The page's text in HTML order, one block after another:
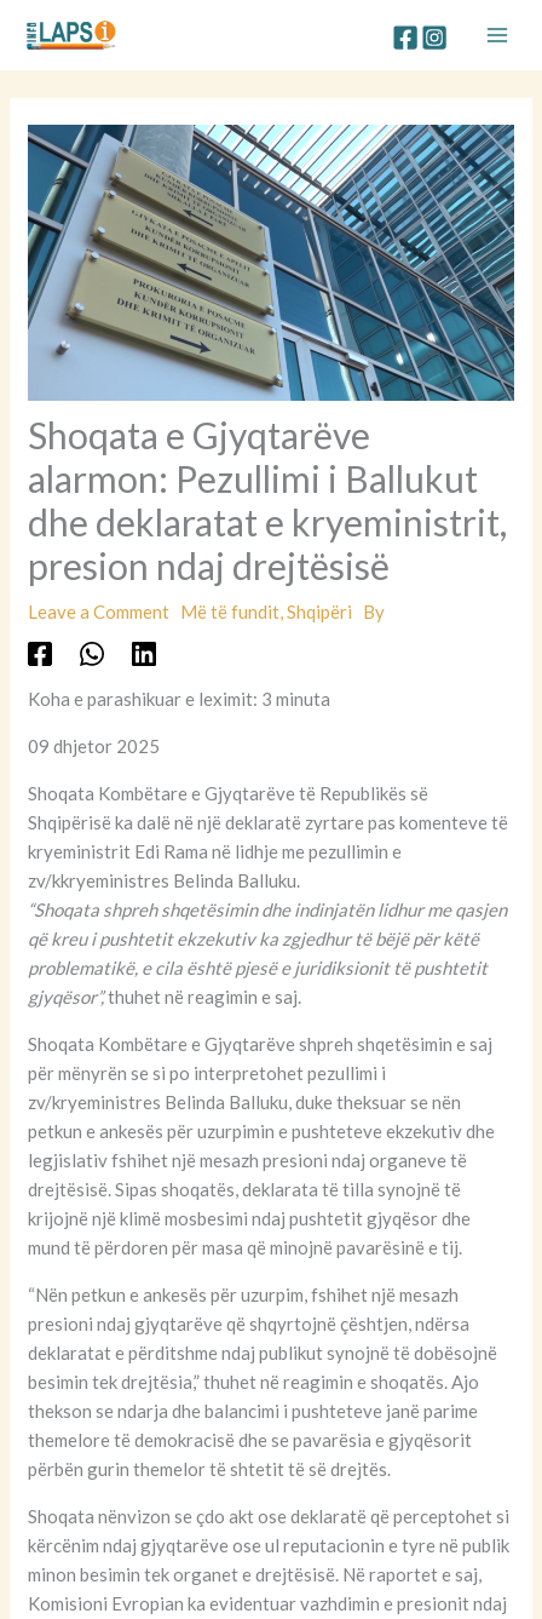
content
Shoqata e Gjyqtarëve
alarmon: Pezullimi i Ballukut
dhe deklaratat e kryeministrit,
presion ndaj drejtësisë
Leave a Comment Më të fundit,Shqipëri By
Koha e parashikuar e leximit: 3 minuta
09 dhjetor 2025
Shoqata Kombëtare e Gjyqtarëve të Republikës së
Shqipërisë ka dalë në një deklaratë zyrtare pas komenteve të
kryeministrit Edi Rama në lidhje me pezullimin e
zv/kkryeministres Belinda Balluku.
“Shoqata shpreh shqetësimin dhe indinjatën lidhur me qasjen
që kreu i pushtetit ekzekutiv ka zgjedhur të bëjë për këtë
problematikë, e cila është pjesë e juridiksionit të pushtetit
gjyqësor”,thuhet në reagimin e saj.
Shoqata Kombëtare e Gjyqtarëve shpreh shqetësimin e saj
për mënyrën se si po interpretohet pezullimi i
zv/kryeministres Belinda Balluku, duke theksuar se nën
petkun e ankesës për uzurpimin e pushteteve ekzekutiv dhe
legjislativ fshihet një mesazh presioni ndaj organeve të
drejtësisë. Sipas shoqatës, deklarata të tilla synojnë të
krijojnë një klimë mosbesimi ndaj pushtetit gjyqësor dhe
mund të përdoren për masa që minojnë pavarësinë e tij.
“Nën petkun e ankesës për uzurpim, fshihet një mesazh
presioni ndaj gjyqtarëve që shqyrtojnë çështjen, ndërsa
deklaratat e përditshme ndaj publikut synojnë të dobësojnë
besimin tek drejtësia,” thuhet në reagimin e shoqatës. Ajo
thekson se ndarja dhe balancimi i pushteteve janë parime
themelore të demokracisë dhe se pavarësia e gjyqësorit
përbën gurin themelor të shtetit të së drejtës.
Shoqata nënvizon se çdo akt ose deklaratë që perceptohet si
kërcënim ndaj gjyqtarëve ose ul reputacionin e tyre në publik
minon besimin tek organet e drejtësisë. Në raportet e saj,
Komisioni Evropian ka evidentuar vazhdimin e presionit ndaj